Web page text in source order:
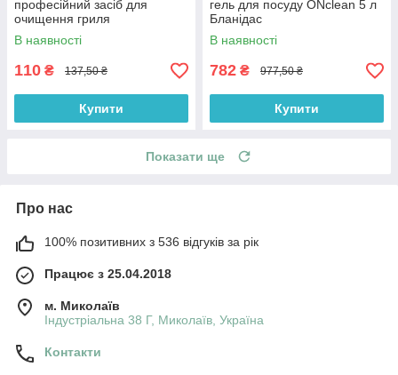
професійний засіб для
очищення гриля
В наявності
110 ₴ 137,50 ₴
Купити
гель для посуду ONclean 5 л
Бланідас
В наявності
782 ₴ 977,50 ₴
Купити
Показати ще
Про нас
100% позитивних з 536 відгуків за рік
Працює з 25.04.2018
м. Миколаїв
Індустріальна 38 Г, Миколаїв, Україна
Контакти